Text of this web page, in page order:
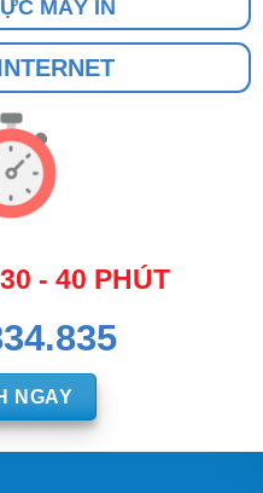
MÁY IN
- 40 PHÚT
NGAY